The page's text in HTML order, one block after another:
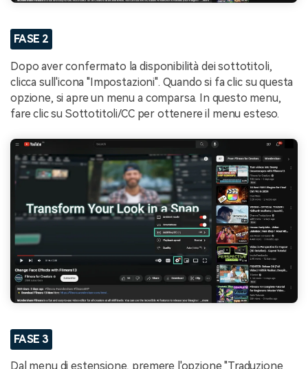
FASE 2
Dopo aver confermato la disponibilità dei sottotitoli,
clicca sull'icona "Impostazioni". Quando si fa clic su questa
opzione, si apre un menu a comparsa. In questo menu,
fare clic su Sottotitoli/CC per ottenere il menu esteso.
FASE 3
Dal menu di estensione, premere l'opzione "Traduzione